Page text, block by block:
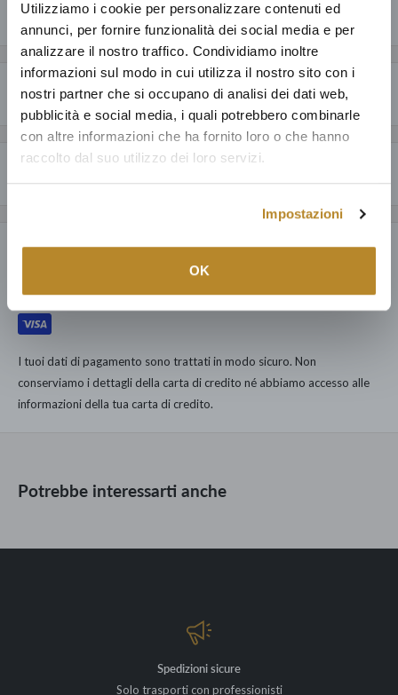
Utilizziamo i cookie per personalizzare contenuti ed
annunci, per fornire funzionalità dei social media e per
analizzare il nostro traffico. Condividiamo inoltre
informazioni sul modo in cui utilizza il nostro sito con i
nostri partner che si occupano di analisi dei dati web,
pubblicità e social media, i quali potrebbero combinarle
con altre informazioni che ha fornito loro o che hanno
raccolto dal suo utilizzo dei loro servizi.
Impostazioni
OK
Condividi questo prodotto
Descrizione
CARATTERISTICHE GENERALI
Box EasyePlus.
SPECIFICHE TECNICHE
TessutoCat. C
Articoli dal design esclusivo ad un prezzo accessibile: anche fino al
Prodotti italiani al 100%, oltre ad una selezione della migliore
produzione mondiale; tutto con la garanzia di 15 anni.
Puoi fidarti: dedichiamo ad ogni nostro cliente la cura e il servizio
dell'unica catena di Lusso Democratico Italiano.
167.000 clienti dal 1960 hanno arredato le loro case con noi.
Payment & Security
I tuoi dati di pagamento sono trattati in modo sicuro. Non
conserviamo i dettagli della carta di credito né abbiamo accesso alle
informazioni della tua carta di credito.
Potrebbe interessarti anche
Spedizioni sicure
Solo trasporti con professionisti